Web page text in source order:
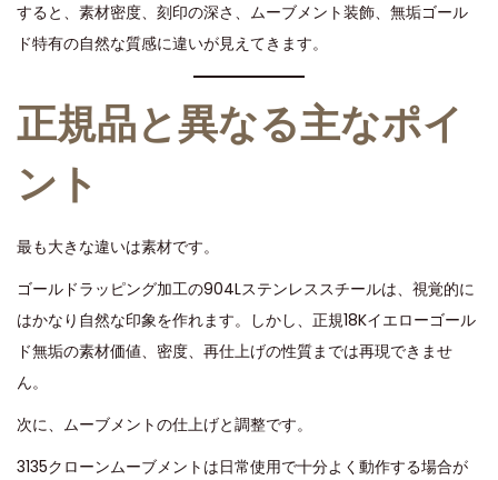
すると、素材密度、刻印の深さ、ムーブメント装飾、無垢ゴール
ド特有の自然な質感に違いが見えてきます。
正規品と異なる主なポイ
ント
最も大きな違いは素材です。
ゴールドラッピング加工の904Lステンレススチールは、視覚的に
はかなり自然な印象を作れます。しかし、正規18Kイエローゴール
ド無垢の素材価値、密度、再仕上げの性質までは再現できませ
ん。
次に、ムーブメントの仕上げと調整です。
3135クローンムーブメントは日常使用で十分よく動作する場合が